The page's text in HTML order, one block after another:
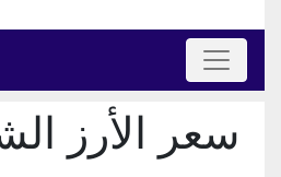
سعر الأرز